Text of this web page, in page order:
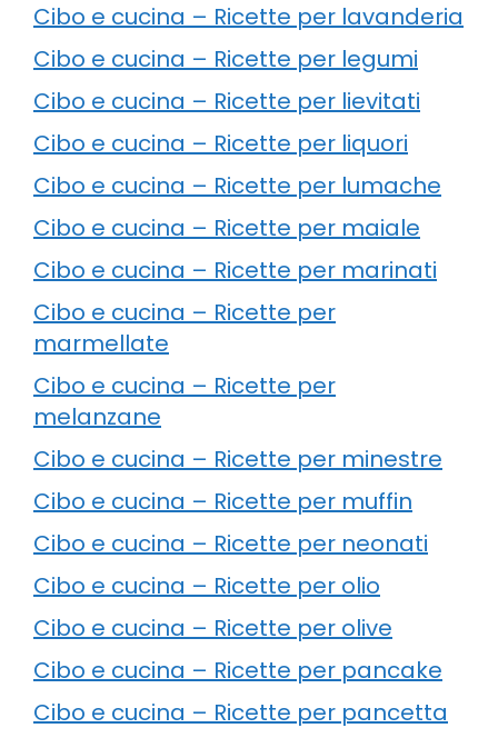
Cibo e cucina – Ricette per lavanderia
Cibo e cucina – Ricette per legumi
Cibo e cucina – Ricette per lievitati
Cibo e cucina – Ricette per liquori
Cibo e cucina – Ricette per lumache
Cibo e cucina – Ricette per maiale
Cibo e cucina – Ricette per marinati
Cibo e cucina – Ricette per
marmellate
Cibo e cucina – Ricette per
melanzane
Cibo e cucina – Ricette per minestre
Cibo e cucina – Ricette per muffin
Cibo e cucina – Ricette per neonati
Cibo e cucina – Ricette per olio
Cibo e cucina – Ricette per olive
Cibo e cucina – Ricette per pancake
Cibo e cucina – Ricette per pancetta